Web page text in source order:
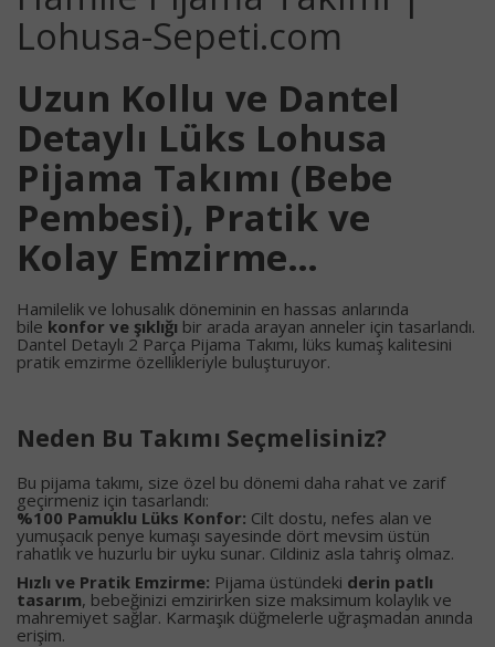
Lohusa-Sepeti.com
Uzun Kollu ve Dantel
Detaylı Lüks Lohusa
Pijama Takımı (Bebe
Pembesi), Pratik ve
Kolay Emzirme…
Hamilelik ve lohusalık döneminin en hassas anlarında
bile konfor ve şıklığı bir arada arayan anneler için tasarlandı.
Dantel Detaylı 2 Parça Pijama Takımı, lüks kumaş kalitesini
pratik emzirme özellikleriyle buluşturuyor.
Neden Bu Takımı Seçmelisiniz?
Bu pijama takımı, size özel bu dönemi daha rahat ve zarif
geçirmeniz için tasarlandı:
%100 Pamuklu Lüks Konfor: Cilt dostu, nefes alan ve
yumuşacık penye kumaşı sayesinde dört mevsim üstün
rahatlık ve huzurlu bir uyku sunar. Cildiniz asla tahriş olmaz.
Hızlı ve Pratik Emzirme: Pijama üstündeki derin patlı
tasarım, bebeğinizi emzirirken size maksimum kolaylık ve
mahremiyet sağlar. Karmaşık düğmelerle uğraşmadan anında
erişim.